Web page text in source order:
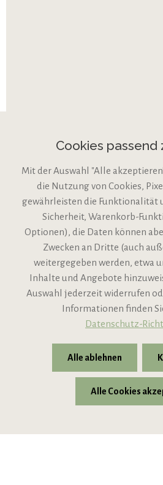
VIPINO Service
Informationen
Support
* Alle Preise inkl. gesetzl.
Cookies passend
Mit der Auswahl "Alle
die Nutzung von Cookies,
gewährleisten die Funktionalität
Sicherheit, Warenkorb-
Optionen), die Daten können
Zwecken an Dritte (auch
weitergegeben werden, etwa
Inhalte und Angebote
Auswahl jederzeit widerrufen
Informationen finden
Datenschutz-
Alle ablehnen
Alle Cookies